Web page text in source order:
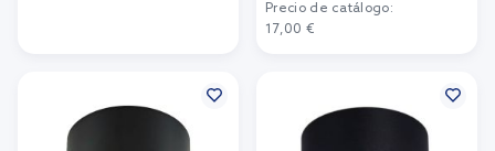
Precio de catálogo:
17,00 €